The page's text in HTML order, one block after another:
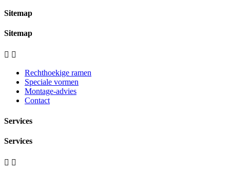
Sitemap
Sitemap
 
Rechthoekige ramen
Speciale vormen
Montage-advies
Contact
Services
Services
 